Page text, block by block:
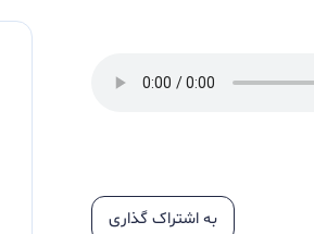
به اشتراک گذاری